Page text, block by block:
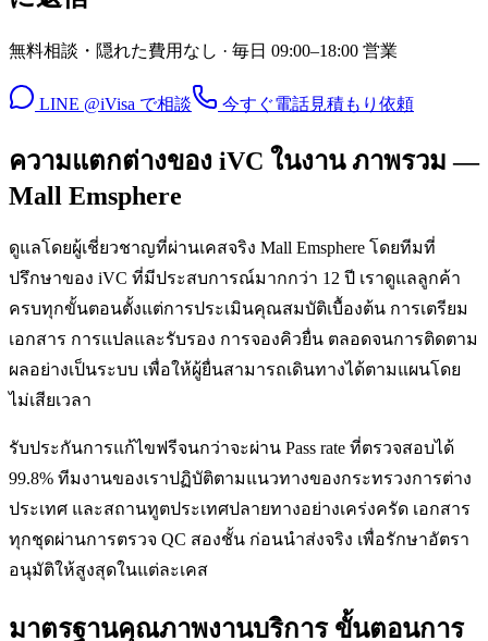
無料相談・隠れた費用なし · 毎日 09:00–18:00 営業
LINE @iVisa で相談 今すぐ電話見積もり依頼
ความแตกต่างของ iVC ในงาน ภาพรวม —
Mall Emsphere
ดูแลโดยผู้เชี่ยวชาญที่ผ่านเคสจริง Mall Emsphere โดยทีมที่
ปรึกษาของ iVC ที่มีประสบการณ์มากกว่า 12 ปี เราดูแลลูกค้า
ครบทุกขั้นตอนตั้งแต่การประเมินคุณสมบัติเบื้องต้น การเตรียม
เอกสาร การแปลและรับรอง การจองคิวยื่น ตลอดจนการติดตาม
ผลอย่างเป็นระบบ เพื่อให้ผู้ยื่นสามารถเดินทางได้ตามแผนโดย
ไม่เสียเวลา
รับประกันการแก้ไขฟรีจนกว่าจะผ่าน Pass rate ที่ตรวจสอบได้
99.8% ทีมงานของเราปฏิบัติตามแนวทางของกระทรวงการต่าง
ประเทศ และสถานทูตประเทศปลายทางอย่างเคร่งครัด เอกสาร
ทุกชุดผ่านการตรวจ QC สองชั้น ก่อนนำส่งจริง เพื่อรักษาอัตรา
อนุมัติให้สูงสุดในแต่ละเคส
มาตรฐานคุณภาพงานบริการ ขั้นตอนการ